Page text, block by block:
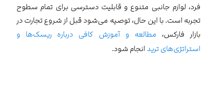
فرد، لوازم جانبی متنوع و قابلیت دسترسی برای تمام سطوح
تجربه است. با این حال، توصیه می‌شود قبل از شروع تجارت در
بازار فارکس، مطالعه و آموزش کافی درباره ریسک‌ها و
استراتژی‌های ترید انجام شود.